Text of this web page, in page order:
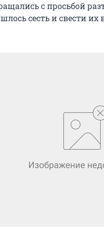
с просьбой
сесть и свести